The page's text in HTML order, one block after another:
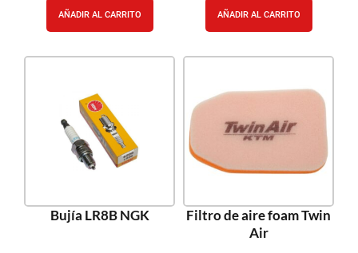
AÑADIR AL CARRITO AÑADIR AL CARRITO
Bujía LR8B NGK
Filtro de aire foam Twin
Air